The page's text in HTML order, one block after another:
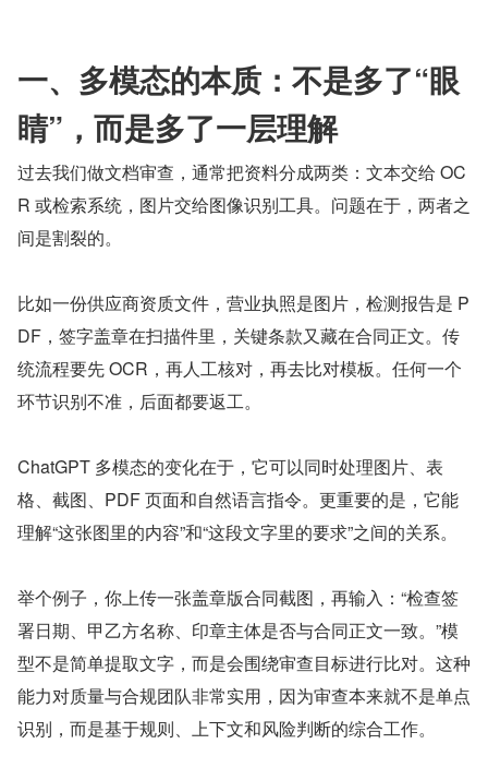
一、多模态的本质：不是多了“眼
睛”，而是多了一层理解
过去我们做文档审查，通常把资料分成两类：文本交给 OC
R 或检索系统，图片交给图像识别工具。问题在于，两者之
间是割裂的。
比如一份供应商资质文件，营业执照是图片，检测报告是 P
DF，签字盖章在扫描件里，关键条款又藏在合同正文。传
统流程要先 OCR，再人工核对，再去比对模板。任何一个
环节识别不准，后面都要返工。
ChatGPT 多模态的变化在于，它可以同时处理图片、表
格、截图、PDF 页面和自然语言指令。更重要的是，它能
理解“这张图里的内容”和“这段文字里的要求”之间的关系。
举个例子，你上传一张盖章版合同截图，再输入：“检查签
署日期、甲乙方名称、印章主体是否与合同正文一致。”模
型不是简单提取文字，而是会围绕审查目标进行比对。这种
能力对质量与合规团队非常实用，因为审查本来就不是单点
识别，而是基于规则、上下文和风险判断的综合工作。